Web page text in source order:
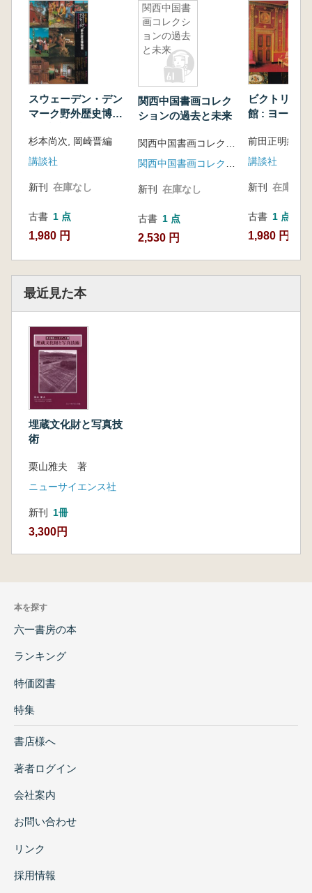
スウェーデン・デン
マーク野外歴史博物
の民家
杉本尚次, 岡崎晋編
講談社
新刊 在庫なし
古書 1 点
1,980 円
関西中国書
画コレクシ
ョンの過去
と未来
関西中国書画コレク
ションの過去と未来
新刊 在庫なし
古書 1 点
2,530 円
ビクトリア
館 : ヨーロッ
前田正明編
講談社
新刊 在庫なし
古書 1 点
1,980 円
最近見た本
埋蔵文化財と写真技
術
栗山雅夫 著
ニューサイエンス社
新刊 1冊
3,300円
本を探す
六一書房の本
ランキング
特価図書
特集
書店様へ
著者ログイン
会社案内
お問い合わせ
リンク
採用情報